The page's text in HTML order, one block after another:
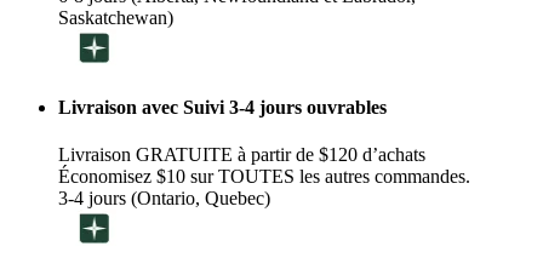
Saskatchewan)
Livraison avec Suivi 3-4 jours ouvrables
Livraison GRATUITE à partir de $120 d’achats
Économisez $10 sur TOUTES les autres commandes.
3-4 jours (Ontario, Quebec)